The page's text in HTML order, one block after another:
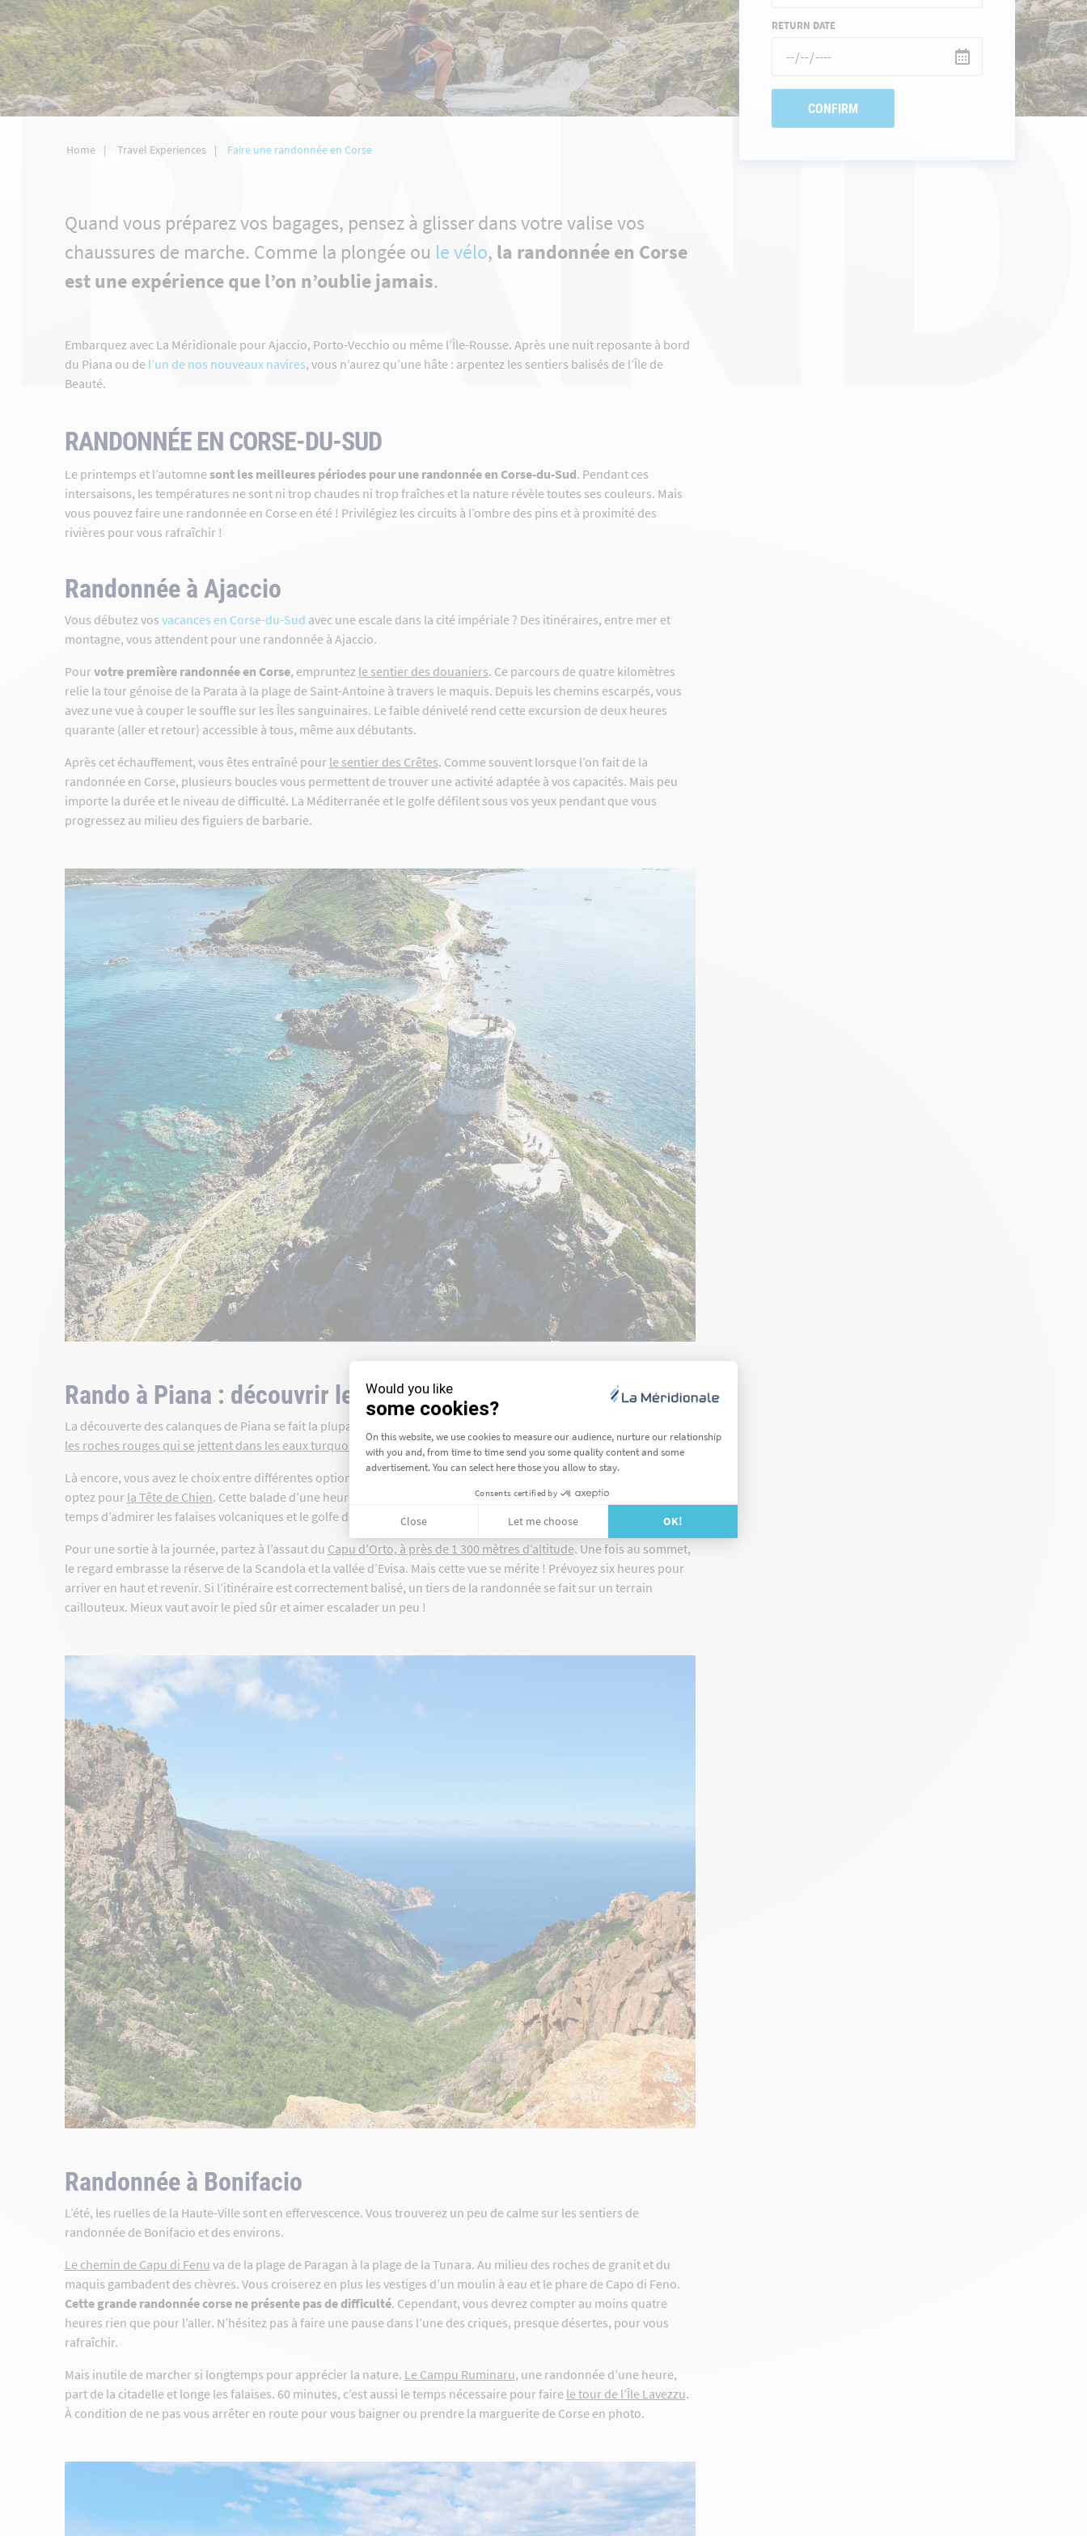
RETURN DATE
Home Travel Experiences Faire une randonnée en Corse
Quand vous préparez vos bagages, pensez à glisser dans votre valise vos
chaussures de marche. Comme la plongée ou le vélo, la randonnée en Corse
est une expérience que l’on n’oublie jamais.
Embarquez avec La Méridionale pour Ajaccio, Porto-Vecchio ou même l’Île-Rousse. Après une nuit reposante à bord
du Piana ou de l’un de nos nouveaux navires, vous n’aurez qu’une hâte : arpentez les sentiers balisés de l’Île de
Beauté.
RANDONNÉE EN CORSE-DU-SUD
Le printemps et l’automnesont les meilleures périodes pour une randonnée en Corse-du-Sud. Pendant ces
intersaisons, les températures ne sont ni trop chaudes ni trop fraîches et la nature révèle toutes ses couleurs. Mais
vous pouvez faire une randonnée en Corse en été ! Privilégiez les circuits à l’ombre des pins et à proximité des
rivières pour vous rafraîchir !
Randonnée à Ajaccio
Vous débutez vos vacances en Corse-du-Sud avec une escale dans la cité impériale ? Des itinéraires, entre mer et
montagne, vous attendent pour une randonnée à Ajaccio.
Pourvotre première randonnée en Corse, empruntez le sentier des douaniers. Ce parcours de quatre kilomètres
relie la tour génoise de la Parata à la plage de Saint-Antoine à travers le maquis. Depuis les chemins escarpés, vous
avez une vue à couper le souffle sur les Îles sanguinaires. Le faible dénivelé rend cette excursion de deux heures
quarante (aller et retour) accessible à tous, même aux débutants.
Après cet échauffement, vous êtes entraîné pour le sentier des Crêtes. Comme souvent lorsque l’on fait de la
randonnée en Corse, plusieurs boucles vous permettent de trouver une activité adaptée à vos capacités. Mais peu
importe la durée et le niveau de difficulté. La Méditerranée et le golfe défilent sous vos yeux pendant que vous
progressez au milieu des figuiers de barbarie.
Rando à Piana : découvrir les calanques
La découverte des calanques de Piana se fait la plupart du temps par la mer, lors d’une sortie en bateau. Pourtant,
les roches rouges qui se jettent dans les eaux turquoise
sont aussi spectaculaires depuis la terre.
Là encore, vous avez le choix entre différentes options. Si vous faites
une rando à Piana avec de jeunes enfants
optez pour la Tête de Chien. Cette balade d’une heure, à l’ombre, vous emmène jusqu’au château fort. Vous aurez le
temps d’admirer les falaises volcaniques et le golfe de Porto tout au long du trajet.
Pour une sortie à la journée, partez à l’assaut du Capu d’Orto, à près de 1 300 mètres d’altitude. Une fois au sommet,
le regard embrasse la réserve de la Scandola et la vallée d’Evisa. Mais cette vue se mérite ! Prévoyez six heures pour
arriver en haut et revenir. Si l’itinéraire est correctement balisé, un tiers de la randonnée se fait sur un terrain
caillouteux. Mieux vaut avoir le pied sûr et aimer escalader un peu !
Randonnée à Bonifacio
L’été, les ruelles de la Haute-Ville sont en effervescence. Vous trouverez un peu de calme sur les sentiers de
randonnée de Bonifacio et des environs.
Le chemin de Capu di Fenu va de la plage de Paragan à la plage de la Tunara. Au milieu des roches de granit et du
maquis gambadent des chèvres. Vous croiserez en plus les vestiges d’un moulin à eau et le phare de Capo di Feno.
Cette grande randonnée corse ne présente pas de difficulté. Cependant, vous devrez compter au moins quatre
heures rien que pour l’aller. N’hésitez pas à faire une pause dans l’une des criques, presque désertes, pour vous
rafraîchir.
Mais inutile de marcher si longtemps pour apprécier la nature. Le Campu Ruminaru, une randonnée d’une heure,
part de la citadelle et longe les falaises. 60 minutes, c’est aussi le temps nécessaire pour faire le tour de l’Île Lavezzu.
À condition de ne pas vous arrêter en route pour vous baigner ou prendre la marguerite de Corse en photo.